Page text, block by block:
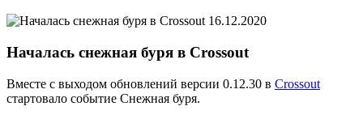
16.12.2020
Началась снежная буря в Crossout
Вместе с выходом обновлений версии 0.12.30 в Crossout
стартовало событие Снежная буря.